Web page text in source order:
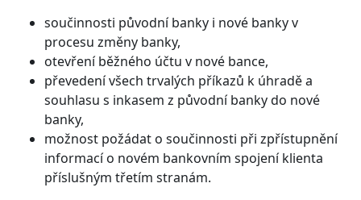
součinnosti původní banky i nové banky v
procesu změny banky,
otevření běžného účtu v nové bance,
převedení všech trvalých příkazů k úhradě a
souhlasu s inkasem z původní banky do nové
banky,
možnost požádat o součinnosti při zpřístupnění
informací o novém bankovním spojení klienta
příslušným třetím stranám.